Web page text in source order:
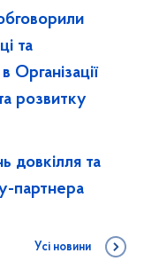
та
Організації
розвитку
довкілля та
партнера
Усі новини